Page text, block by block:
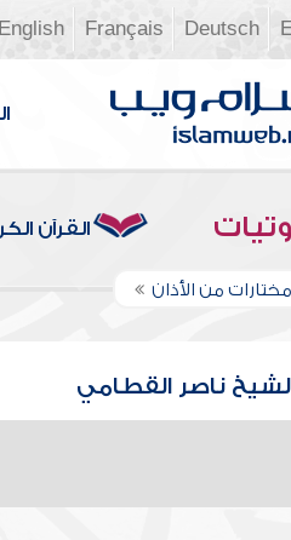
Deutsch
Français
English
القرآن
مختارات من الأذان
ناصر القطامي